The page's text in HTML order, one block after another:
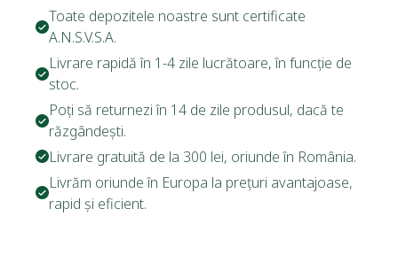
Toate depozitele noastre sunt certificate
A.N.S.V.S.A.
Livrare rapidă în 1-4 zile lucrătoare, în funcție de
stoc.
Poți să returnezi în 14 de zile produsul, dacă te
răzgândești.
Livrare gratuită de la 300 lei, oriunde în România.
Livrăm oriunde în Europa la prețuri avantajoase,
rapid și eficient.